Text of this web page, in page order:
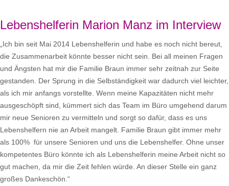
Lebenshelferin Marion Manz im Interview
„Ich bin seit Mai 2014 Lebenshelferin und habe es noch nicht bereut,
die Zusammenarbeit könnte besser nicht sein. Bei all meinen Fragen
und Ängsten hat mir die Familie Braun immer sehr zeitnah zur Seite
gestanden. Der Sprung in die Selbständigkeit war dadurch viel leichter,
als ich mir anfangs vorstellte. Wenn meine Kapazitäten nicht mehr
ausgeschöpft sind, kümmert sich das Team im Büro umgehend darum
mir neue Senioren zu vermitteln und sorgt so dafür, dass es uns
Lebenshelfern nie an Arbeit mangelt. Familie Braun gibt immer mehr
als 100% für unsere Senioren und uns die Lebenshelfer. Ohne unser
kompetentes Büro könnte ich als Lebenshelferin meine Arbeit nicht so
gut machen, da mir die Zeit fehlen würde. An dieser Stelle ein ganz
großes Dankeschön.“